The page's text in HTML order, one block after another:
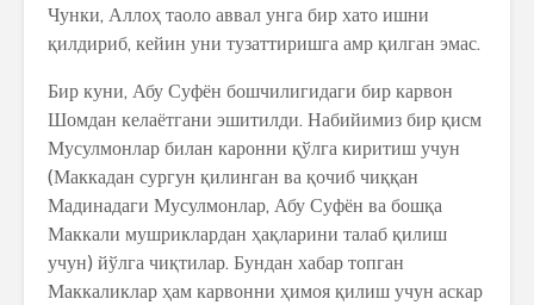
Чунки, Аллоҳ таоло аввал унга бир хато ишни
қилдириб, кейин уни тузаттиришга амр қилган эмас.
Бир куни, Абу Суфён бошчилигидаги бир карвон
Шомдан келаётгани эшитилди. Набийимиз бир қисм
Мусулмонлар билан каронни қўлга киритиш учун
(Маккадан сургун қилинган ва қочиб чиққан
Мадинадаги Мусулмонлар, Абу Суфён ва бошқа
Маккали мушриклардан ҳақларини талаб қилиш
учун) йўлга чиқтилар. Бундан хабар топган
Маккаликлар ҳам карвонни ҳимоя қилиш учун аскар